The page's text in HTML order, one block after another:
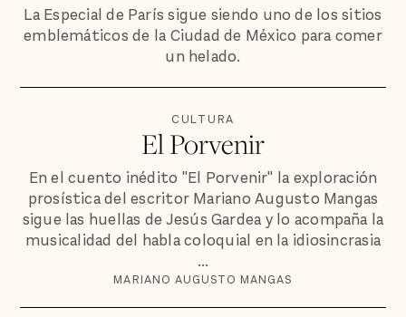
La Especial de París sigue siendo uno de los sitios
emblemáticos de la Ciudad de México para comer
un helado.
CULTURA
El Porvenir
En el cuento inédito "El Porvenir" la exploración
prosística del escritor Mariano Augusto Mangas
sigue las huellas de Jesús Gardea y lo acompaña la
musicalidad del habla coloquial en la idiosincrasia
...
MARIANO AUGUSTO MANGAS